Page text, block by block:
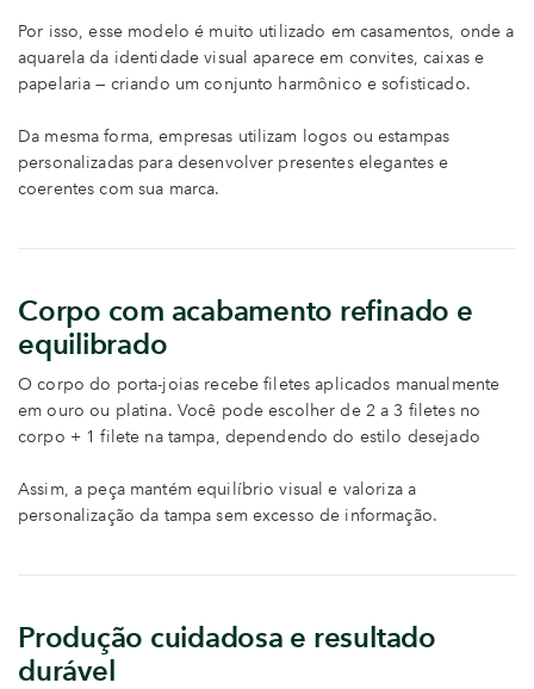
Por isso, esse modelo é muito utilizado em casamentos, onde a
aquarela da identidade visual aparece em convites, caixas e
papelaria — criando um conjunto harmônico e sofisticado.
Da mesma forma, empresas utilizam logos ou estampas
personalizadas para desenvolver presentes elegantes e
coerentes com sua marca.
Corpo com acabamento refinado e
equilibrado
O corpo do porta-joias recebe filetes aplicados manualmente
em ouro ou platina. Você pode escolher de 2 a 3 filetes no
corpo + 1 filete na tampa, dependendo do estilo desejado
Assim, a peça mantém equilíbrio visual e valoriza a
personalização da tampa sem excesso de informação.
Produção cuidadosa e resultado
durável